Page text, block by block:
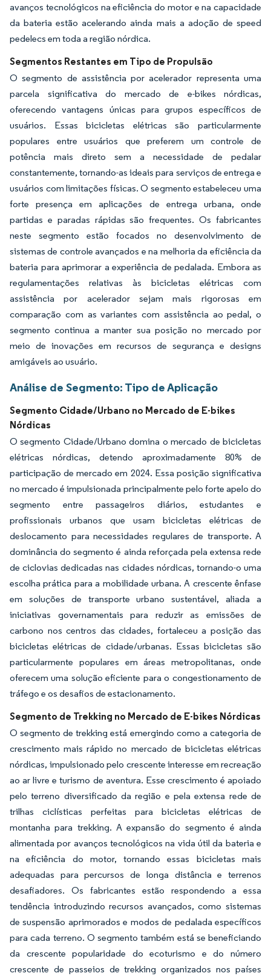
avanços tecnológicos na eficiência do motor e na capacidade
da bateria estão acelerando ainda mais a adoção de speed
pedelecs em toda a região nórdica.
Segmentos Restantes em Tipo de Propulsão
O segmento de assistência por acelerador representa uma
parcela significativa do mercado de e-bikes nórdicas,
oferecendo vantagens únicas para grupos específicos de
usuários. Essas bicicletas elétricas são particularmente
populares entre usuários que preferem um controle de
potência mais direto sem a necessidade de pedalar
constantemente, tornando-as ideais para serviços de entrega e
usuários com limitações físicas. O segmento estabeleceu uma
forte presença em aplicações de entrega urbana, onde
partidas e paradas rápidas são frequentes. Os fabricantes
neste segmento estão focados no desenvolvimento de
sistemas de controle avançados e na melhoria da eficiência da
bateria para aprimorar a experiência de pedalada. Embora as
regulamentações relativas às bicicletas elétricas com
assistência por acelerador sejam mais rigorosas em
comparação com as variantes com assistência ao pedal, o
segmento continua a manter sua posição no mercado por
meio de inovações em recursos de segurança e designs
amigáveis ao usuário.
Análise de Segmento: Tipo de Aplicação
Segmento Cidade/Urbano no Mercado de E-bikes
Nórdicas
O segmento Cidade/Urbano domina o mercado de bicicletas
elétricas nórdicas, detendo aproximadamente 80% de
participação de mercado em 2024. Essa posição significativa
no mercado é impulsionada principalmente pelo forte apelo do
segmento entre passageiros diários, estudantes e
profissionais urbanos que usam bicicletas elétricas de
deslocamento para necessidades regulares de transporte. A
dominância do segmento é ainda reforçada pela extensa rede
de ciclovias dedicadas nas cidades nórdicas, tornando-o uma
escolha prática para a mobilidade urbana. A crescente ênfase
em soluções de transporte urbano sustentável, aliada a
iniciativas governamentais para reduzir as emissões de
carbono nos centros das cidades, fortaleceu a posição das
bicicletas elétricas de cidade/urbanas. Essas bicicletas são
particularmente populares em áreas metropolitanas, onde
oferecem uma solução eficiente para o congestionamento de
tráfego e os desafios de estacionamento.
Segmento de Trekking no Mercado de E-bikes Nórdicas
O segmento de trekking está emergindo como a categoria de
crescimento mais rápido no mercado de bicicletas elétricas
nórdicas, impulsionado pelo crescente interesse em recreação
ao ar livre e turismo de aventura. Esse crescimento é apoiado
pelo terreno diversificado da região e pela extensa rede de
trilhas ciclísticas perfeitas para bicicletas elétricas de
montanha para trekking. A expansão do segmento é ainda
alimentada por avanços tecnológicos na vida útil da bateria e
na eficiência do motor, tornando essas bicicletas mais
adequadas para percursos de longa distância e terrenos
desafiadores. Os fabricantes estão respondendo a essa
tendência introduzindo recursos avançados, como sistemas
de suspensão aprimorados e modos de pedalada específicos
para cada terreno. O segmento também está se beneficiando
da crescente popularidade do ecoturismo e do número
crescente de passeios de trekking organizados nos países